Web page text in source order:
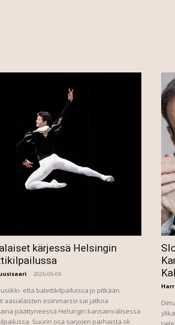
kärjessä Helsingin
- 2026-06-06
että balettikilpailuissa jo pitkään
aasialaisten esiinmarssi sai jatkoa
päättyneessä Helsingin kansainvälisessä
Suurin osa sarjojen parhaista oli